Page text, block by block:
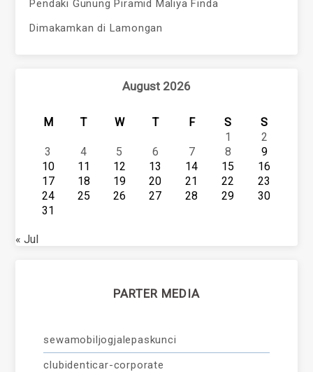
Pendaki Gunung Piramid Maliya Finda
Dimakamkan di Lamongan
August 2026
M T W T F S
S
1
2
3
4 5 6 7 8
9
10
11 12 13 14 15
16
17
18 19 20 21 22
23
24
25 26 27 28 29
30
31
« Jul
PARTER MEDIA
sewamobiljogjalepaskunci
clubidenticar-corporate